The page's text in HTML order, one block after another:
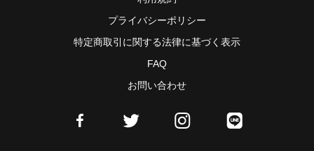
プライバシーポリシー
特定商取引に関する法律に基づく表示
FAQ
お問い合わせ